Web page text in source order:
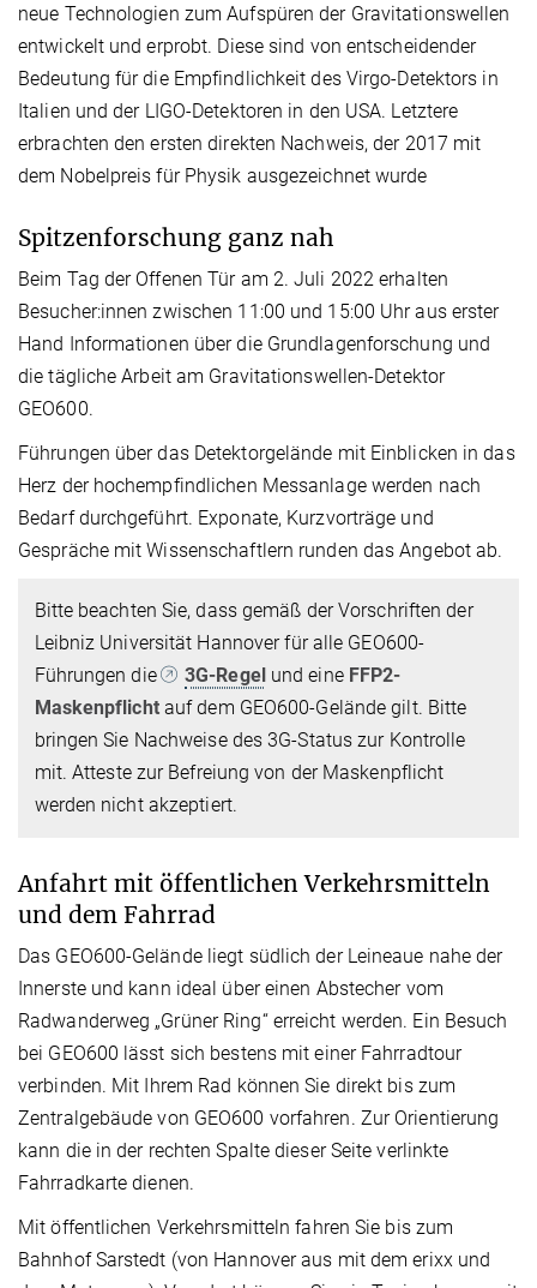
neue Technologien zum Aufspüren der Gravitationswellen
entwickelt und erprobt. Diese sind von entscheidender
Bedeutung für die Empfindlichkeit des Virgo-Detektors in
Italien und der LIGO-Detektoren in den USA. Letztere
erbrachten den ersten direkten Nachweis, der 2017 mit
dem Nobelpreis für Physik ausgezeichnet wurde
Spitzenforschung ganz nah
Beim Tag der Offenen Tür am 2. Juli 2022 erhalten
Besucher:innen zwischen 11:00 und 15:00 Uhr aus erster
Hand Informationen über die Grundlagenforschung und
die tägliche Arbeit am Gravitationswellen-Detektor
GEO600.
Führungen über das Detektorgelände mit Einblicken in das
Herz der hochempfindlichen Messanlage werden nach
Bedarf durchgeführt. Exponate, Kurzvorträge und
Gespräche mit Wissenschaftlern runden das Angebot ab.
Bitte beachten Sie, dass gemäß der Vorschriften der
Leibniz Universität Hannover für alle GEO600-
Führungen die
3G-Regel und eine FFP2-
Maskenpflicht auf dem GEO600-Gelände gilt. Bitte
bringen Sie Nachweise des 3G-Status zur Kontrolle
mit. Atteste zur Befreiung von der Maskenpflicht
werden nicht akzeptiert.
Anfahrt mit öffentlichen Verkehrsmitteln
und dem Fahrrad
Das GEO600-Gelände liegt südlich der Leineaue nahe der
Innerste und kann ideal über einen Abstecher vom
Radwanderweg „Grüner Ring“ erreicht werden. Ein Besuch
bei GEO600 lässt sich bestens mit einer Fahrradtour
verbinden. Mit Ihrem Rad können Sie direkt bis zum
Zentralgebäude von GEO600 vorfahren. Zur Orientierung
kann die in der rechten Spalte dieser Seite verlinkte
Fahrradkarte dienen.
Mit öffentlichen Verkehrsmitteln fahren Sie bis zum
Bahnhof Sarstedt (von Hannover aus mit dem erixx und